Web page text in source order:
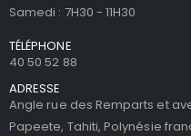
Samedi : 7H30 - 11H30
TÉLÉPHONE
40 50 52 88
ADRESSE
Angle rue des Remparts et
Papeete, Tahiti, Polynésie